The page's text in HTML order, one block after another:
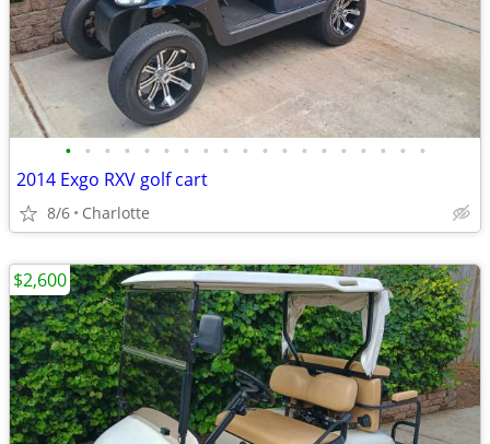
• • • • • • • • • • • • • • • • • • •
2014 Exgo RXV golf cart
8/6 Charlotte
$2,600